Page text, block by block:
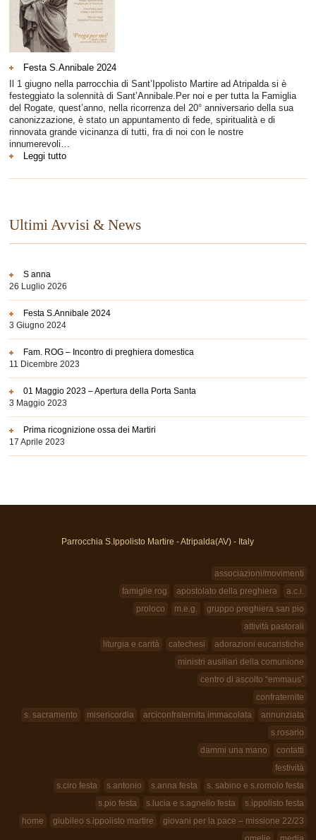
Festa S.Annibale 2024
Il 1 giugno nella parrocchia di Sant’Ippolisto Martire ad Atripalda si è
festeggiato la solennità di Sant’Annibale.Per noi e per tutta la Famiglia
del Rogate, quest’anno, nella ricorrenza del 20° anniversario della sua
canonizzazione, è stato un appuntamento di fede, spiritualità e di
rinnovata grande vicinanza di tutti, fra di noi con le nostre
innumerevoli…
Leggi tutto:
S.Annibale
Ultimi Avvisi & News
S anna
26 Luglio 2026
Festa S.Annibale 2024
3 Giugno 2024
Fam. ROG – Incontro di preghiera domestica
11 Dicembre 2023
01 Maggio 2023 – Apertura della Porta Santa
3 Maggio 2023
Prima ricognizione ossa dei Martiri
17 Aprile 2023
Parrocchia S.Ippolisto Martire - Atripalda(AV) - Italy
associazioni/movimenti
a.c.i.
apostolato della preghiera
famiglie rog
gruppo preghiera san pio
m.e.g.
proloco
attività pastorali
adorazioni eucaristiche
catechesi
liturgia e carità
ministri ausiliari della comunione
centro di ascolto “emmaus”
confraternite
annunziata
arciconfraternita immacolata
misericordia
s. sacramento
s.rosario
contatti
dammi una mano
festività
s. sabino e s.romolo festa
s.anna festa
s.antonio
s.ciro festa
s.ippolisto festa
s.lucia e s.agnello festa
s.pio festa
giovani per la pace – missione 22/23
giubileo s.ippolisto martire
home